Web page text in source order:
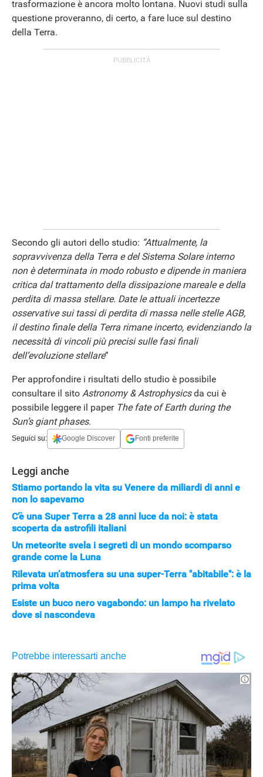
STREAMING E SERIE TV
trasformazione è ancora molto lontana. Nuovi studi sulla
questione proveranno, di certo, a fare luce sul destino
della Terra.
Secondo gli autori dello studio: “Attualmente, la
sopravvivenza della Terra e del Sistema Solare interno
non è determinata in modo robusto e dipende in maniera
critica dal trattamento della dissipazione mareale e della
perdita di massa stellare. Date le attuali incertezze
osservative sui tassi di perdita di massa nelle stelle AGB,
il destino finale della Terra rimane incerto, evidenziando la
necessità di vincoli più precisi sulle fasi finali
dell’evoluzione stellare”
Per approfondire i risultati dello studio è possibile
consultare il sito Astronomy & Astrophysicsda cui è
possibile leggere il paper The fate of Earth during the
Sun’s giant phases.
Seguici su: Google Discover Fonti preferite
Leggi anche
Stiamo portando la vita su Venere da miliardi di anni e
non lo sapevamo
C’è una Super Terra a 28 anni luce da noi: è stata
scoperta da astrofili italiani
Un meteorite svela i segreti di un mondo scomparso
grande come la Luna
Rilevata un’atmosfera su una super-Terra "abitabile": è la
prima volta
Esiste un buco nero vagabondo: un lampo ha rivelato
dove si nascondeva